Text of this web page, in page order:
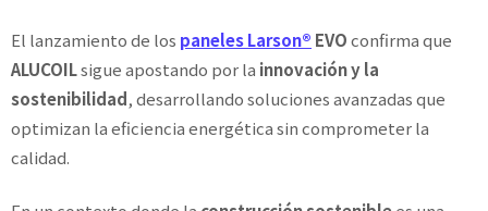
El lanzamiento de los panelesLarson® EVOconfirma que
ALUCOILsigue apostando por la innovación y la
sostenibilidad, desarrollando soluciones avanzadas que
optimizan la eficiencia energética sin comprometer la
calidad.